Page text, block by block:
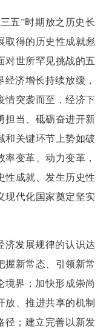
五”时期放之历史长
取得的历史性成就彪
对世所罕见挑战的五
济增长持续放缓，
情突袭而至，经济下
担当、砥砺奋进开新
和关键环节上势如破
变革、动力变革，
性成就、发生历史性
现代化国家奠定坚实
济发展规律的认识达
握新常态、引领新常
境界；加快形成崇尚
放、推进共享的机制
径；建立完善以新发